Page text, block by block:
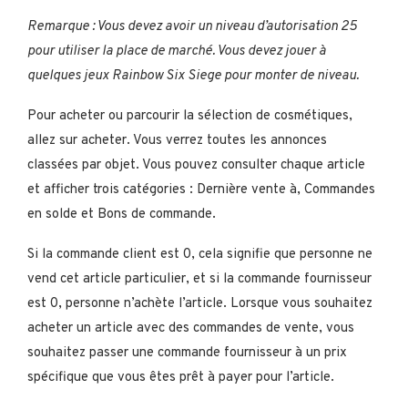
Remarque : Vous devez avoir un niveau d’autorisation 25
pour utiliser la place de marché. Vous devez jouer à
quelques jeux Rainbow Six Siege pour monter de niveau.
Pour acheter ou parcourir la sélection de cosmétiques,
allez sur acheter. Vous verrez toutes les annonces
classées par objet. Vous pouvez consulter chaque article
et afficher trois catégories : Dernière vente à, Commandes
en solde et Bons de commande.
Si la commande client est 0, cela signifie que personne ne
vend cet article particulier, et si la commande fournisseur
est 0, personne n’achète l’article. Lorsque vous souhaitez
acheter un article avec des commandes de vente, vous
souhaitez passer une commande fournisseur à un prix
spécifique que vous êtes prêt à payer pour l’article.